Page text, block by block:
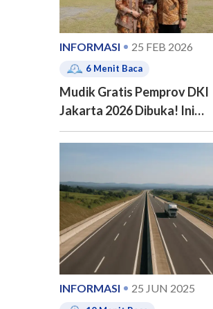
table of contents
INFORMASI 25 FEB 2026
6 Menit Baca
Mudik Gratis Pemprov DKI
Jakarta 2026 Dibuka! Ini
Jadwal, 20 Kota Tujuan dan
Cara Pendaftarannya
INFORMASI 25 JUN 2025